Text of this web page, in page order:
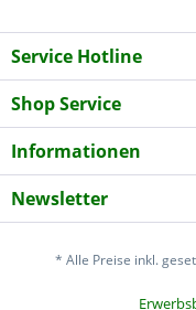
Service Hotline
Shop Service
Informationen
Newsletter
* Alle Preise inkl.